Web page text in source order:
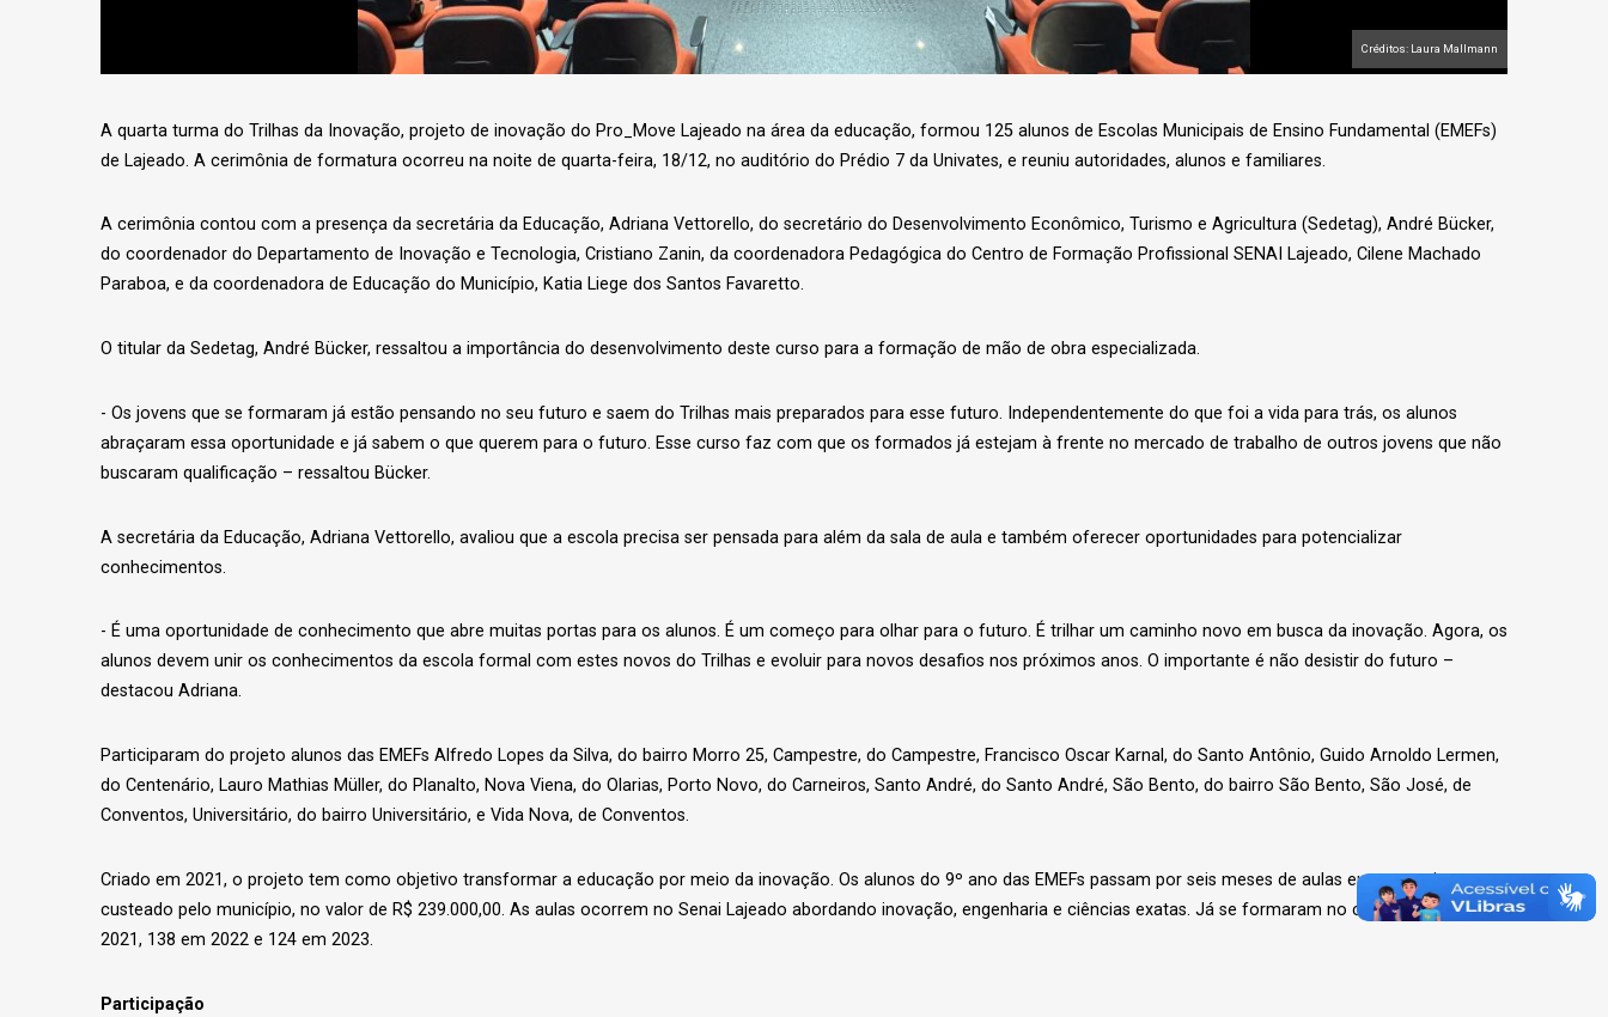
Créditos: Laura Mallmann
A quarta turma do Trilhas da Inovação, projeto de inovação do Pro_Move Lajeado na área da educação, formou 125 alunos de Escolas Municipais de Ensino Fundamental (EMEFs)
de Lajeado. A cerimônia de formatura ocorreu na noite de quarta-feira, 18/12, no auditório do Prédio 7 da Univates, e reuniu autoridades, alunos e familiares.
A cerimônia contou com a presença da secretária da Educação, Adriana Vettorello, do secretário do Desenvolvimento Econômico, Turismo e Agricultura (Sedetag), André Bücker,
do coordenador do Departamento de Inovação e Tecnologia, Cristiano Zanin, da coordenadora Pedagógica do Centro de Formação Profissional SENAI Lajeado, Cilene Machado
Paraboa, e da coordenadora de Educação do Município, Katia Liege dos Santos Favaretto.
O titular da Sedetag, André Bücker, ressaltou a importância do desenvolvimento deste curso para a formação de mão de obra especializada.
- Os jovens que se formaram já estão pensando no seu futuro e saem do Trilhas mais preparados para esse futuro. Independentemente do que foi a vida para trás, os alunos
abraçaram essa oportunidade e já sabem o que querem para o futuro. Esse curso faz com que os formados já estejam à frente no mercado de trabalho de outros jovens que não
buscaram qualificação – ressaltou Bücker.
A secretária da Educação, Adriana Vettorello, avaliou que a escola precisa ser pensada para além da sala de aula e também oferecer oportunidades para potencializar
conhecimentos.
- É uma oportunidade de conhecimento que abre muitas portas para os alunos. É um começo para olhar para o futuro. É trilhar um caminho novo em busca da inovação. Agora, os
alunos devem unir os conhecimentos da escola formal com estes novos do Trilhas e evoluir para novos desafios nos próximos anos. O importante é não desistir do futuro –
destacou Adriana.
Participaram do projeto alunos das EMEFs Alfredo Lopes da Silva, do bairro Morro 25, Campestre, do Campestre, Francisco Oscar Karnal, do Santo Antônio, Guido Arnoldo Lermen,
do Centenário, Lauro Mathias Müller, do Planalto, Nova Viena, do Olarias, Porto Novo, do Carneiros, Santo André, do Santo André, São Bento, do bairro São Bento, São José, de
Conventos, Universitário, do bairro Universitário, e Vida Nova, de Conventos.
Criado em 2021, o projeto tem como objetivo transformar a educação por meio da inovação. Os alunos do 9º ano das EMEFs passam por seis meses de aulas em um projeto
custeado pelo município, no valor de R$ 239.000,00. As aulas ocorrem no Senai Lajeado abordando inovação, engenharia e ciências exatas. Já se formaram no curso 65 alunos em
2021, 138 em 2022 e 124 em 2023.
Participação